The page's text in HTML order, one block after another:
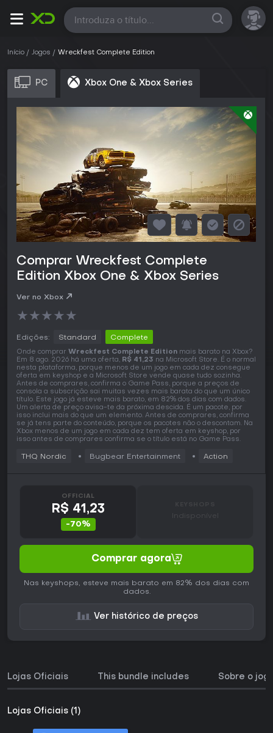
Todas
Início Jogos Wreckfest Complete Edition
PC Xbox One & Xbox Series
Comprar Wreckfest Complete
Edition Xbox One & Xbox Series
Ver no Xbox
★★★★★
Edições: Standard Complete
Onde comprar Wreckfest Complete Edition mais barato na Xbox?
Em 8 ago. 2026 há uma oferta, R$ 41,23 na Microsoft Store. É o normal
nesta plataforma, porque menos de um jogo em cada dez consegue
oferta em keyshop e a Microsoft Store vende quase tudo sozinha.
Antes de comprares, confirma o Game Pass, porque a preços de
consola a subscrição sai muitas vezes mais barata do que um único
título. Este jogo já esteve mais barato, em 82% dos dias com dados.
Um alerta de preço avisa-te da próxima descida. É um pacote, por
isso inclui mais do que um elemento. Antes de comprares, confirma
se já tens parte do conteúdo, porque os pacotes não o descontam. Na
Xbox menos de um jogo em cada dez tem oferta em keyshop, por
isso antes de comprares confirma se o título está no Game Pass.
THQ Nordic Bugbear Entertainment Action
OFFICIAL
R$ 41,23
-70%
Indisponível
Comprar agora
Nas keyshops, esteve mais barato em 82% dos dias com
dados.
Ver histórico de preços
Lojas Oficiais This bundle includes Sobre o
Lojas Oficiais (1)